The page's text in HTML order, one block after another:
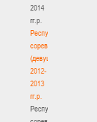
2014
гг.р.
Республиканские
соревнования
(девушки)
2012-
2013
гг.р.
Республиканские